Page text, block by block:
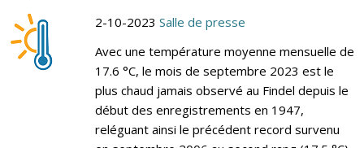
2-10-2023 Salle de presse
Avec une température moyenne mensuelle de
17.6 °C, le mois de septembre 2023 est le
plus chaud jamais observé au Findel depuis le
début des enregistrements en 1947,
reléguant ainsi le précédent record survenu